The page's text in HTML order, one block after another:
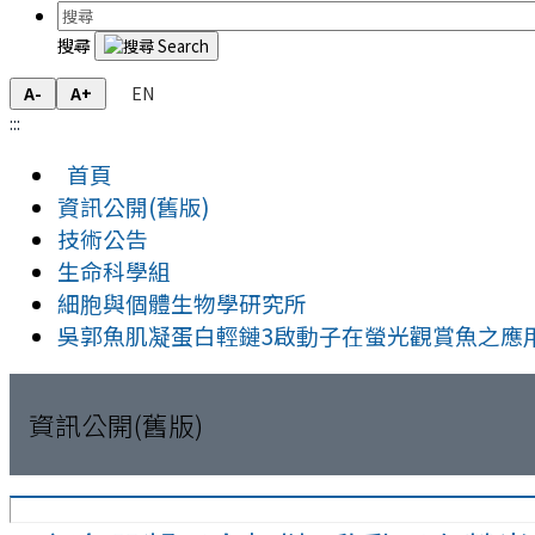
搜尋
A- A+
EN
:::
首頁
資訊公開(舊版)
技術公告
生命科學組
細胞與個體生物學研究所
吳郭魚肌凝蛋白輕鏈3啟動子在螢光觀賞魚之應
資訊公開(舊版)